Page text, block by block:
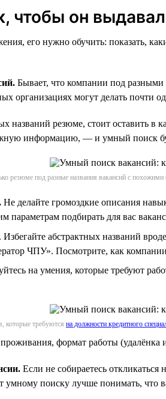
чтобы он
его нужно обучить: показать,
Бывает, что компании под
организациях могут делать почти
названий резюме, стоит оставить
информацию, — и умный поиск
резюме под разные названия вакансий с
Не делайте громоздкие описания
параметрам подбирать для вас
. Избегайте абстрактных названий
ЧПУ». Посмотрите, как
на умения, которые требуют
которые требуются на должности кредитного
формат работы
Если не собираетесь откликаться
умному поиску лучше понимать, что